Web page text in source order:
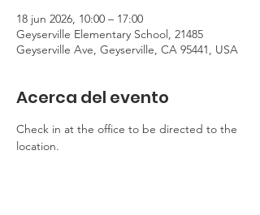
18 jun 2026, 10:00 – 17:00
Geyserville Elementary School, 21485
Geyserville Ave, Geyserville, CA 95441, USA
Acerca del evento
Check in at the office to be directed to the
location.